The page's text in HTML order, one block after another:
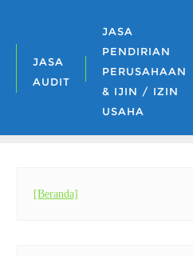
JASA
AUDIT
JASA
PENDIRIAN
PERUSAHAAN
& IJIN / IZIN
USAHA
[Beranda]